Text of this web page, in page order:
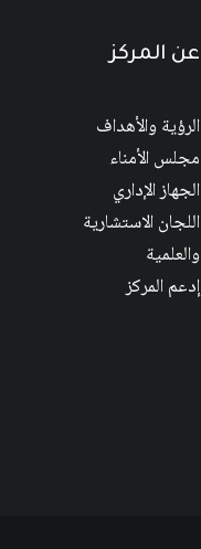
عن المركز
الرؤية والأهداف
مجلس الأمناء
الجهاز الإداري
اللجان الاستشارية
والعلمية
إدعم المركز